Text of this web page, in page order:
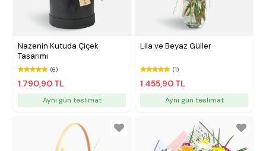
Nazenin Kutuda Çiçek
Tasarımı
(6)
1.790,90 TL
Aynı gün teslimat
Lila ve Beyaz Güller
(1)
1.455,90 TL
Aynı gün teslimat